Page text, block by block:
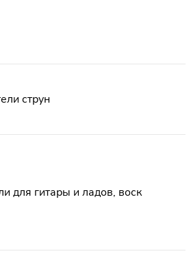
струн
для гитары и ладов, воск